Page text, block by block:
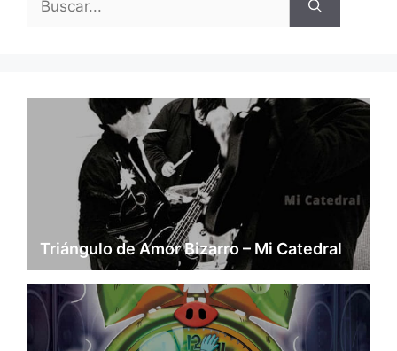
Triángulo de Amor Bizarro – Mi Catedral